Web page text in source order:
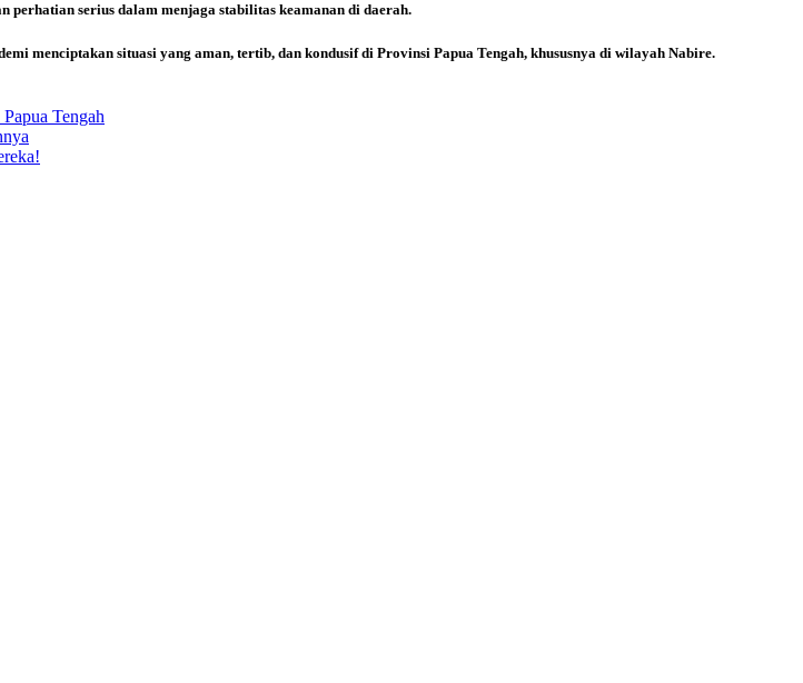
perhatian serius dalam menjaga stabilitas keamanan di daerah.
menciptakan situasi yang aman, tertib, dan kondusif di Provinsi Papua Tengah, khususnya di wilayah Nabire.
Tengah